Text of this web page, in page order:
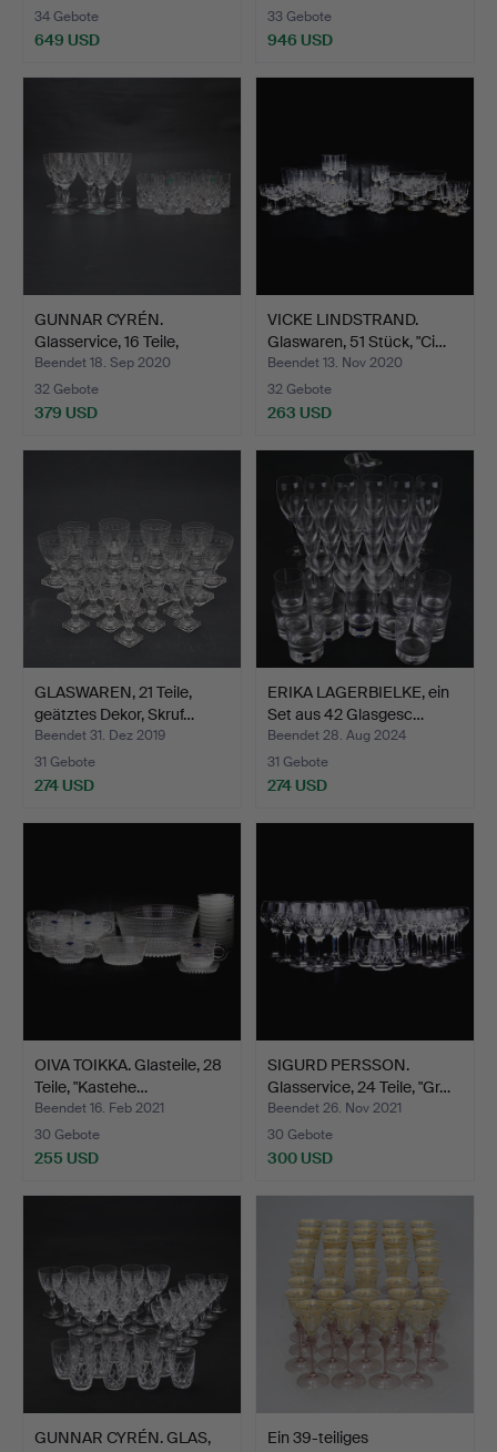
34 Gebote
649 USD
33 Gebote
946 USD
GUNNAR CYRÉN.
Glasservice, 16 Teile,
"Karo…
Beendet 18. Sep 2020
32 Gebote
379 USD
VICKE LINDSTRAND.
Glaswaren, 51 Stück, "Ci…
Beendet 13. Nov 2020
32 Gebote
263 USD
GLASWAREN, 21 Teile,
geätztes Dekor, Skruf…
Beendet 31. Dez 2019
31 Gebote
274 USD
ERIKA LAGERBIELKE, ein
Set aus 42 Glasgesc…
Beendet 28. Aug 2024
31 Gebote
274 USD
OIVA TOIKKA. Glasteile, 28
Teile, "Kastehe…
Beendet 16. Feb 2021
30 Gebote
255 USD
SIGURD PERSSON.
Glasservice, 24 Teile, "Gr…
Beendet 26. Nov 2021
30 Gebote
300 USD
GUNNAR CYRÉN. GLAS,
Ein 39-teiliges